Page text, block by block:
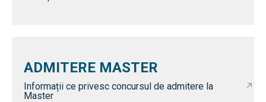
ADMITERE MASTER
Informații ce privesc concursul de admitere la
Master